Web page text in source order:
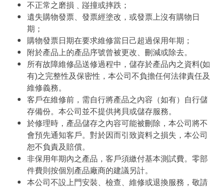
不正常之磨損﹑踫撞或摔跌；
遺失購物發票、發票經塗改，或發票上沒有購物日
期；
購物發票日期在要求維修當日己超過保用年期；
附於產品上的產品序號曾被更改、刪減或除去。
所有故障維修品送修過程中，儲存於產品內之資料(如
有)之完整性及保密性，本公司不負擔任何法律責任及
維修義務。
客戶在維修前，需自行將產品之內容（如有）自行儲
存備份。本公司並不提供拷貝或儲存服務。
於修理時，產品儲存之內容可能被刪除，本公司將不
會預先通知客戶。對於因而引致資料之損失，本公司
恕不負責及賠償。
非保用年期內之產品，客戶須繳付基本測試費。零部
件費則按個別產品廠商的建議另計。
本公司不設上門安裝、檢查、維修或退換服務，敬請